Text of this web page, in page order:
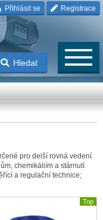
Přihlásit se Registrace
Hledat
pro delší rovná vedení
chemikáliím a stárnutí
a regulační technice;
Top